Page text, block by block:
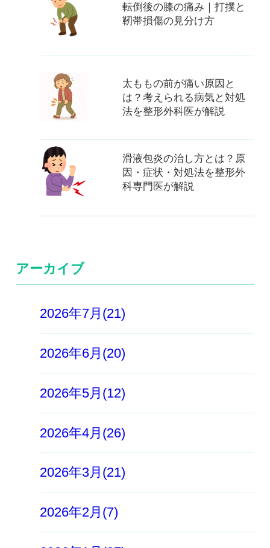
転倒後の膝の痛み｜打撲と
靭帯損傷の見分け方
太ももの前が痛い原因と
は？考えられる病気と対処
法を整形外科医が解説
滑液包炎の治し方とは？原
因・症状・対処法を整形外
科専門医が解説
アーカイブ
2026年7月(21)
2026年6月(20)
2026年5月(12)
2026年4月(26)
2026年3月(21)
2026年2月(7)